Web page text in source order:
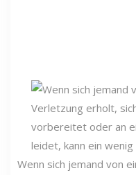
Wenn sich jemand von